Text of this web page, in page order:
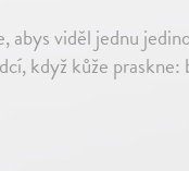
abys viděl jednu
když kůže